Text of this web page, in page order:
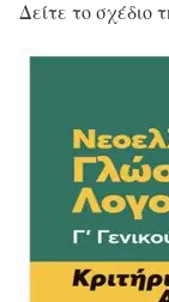
Δείτε το σχέδιο